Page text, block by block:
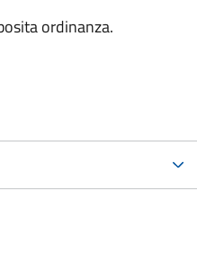
ordinanza.